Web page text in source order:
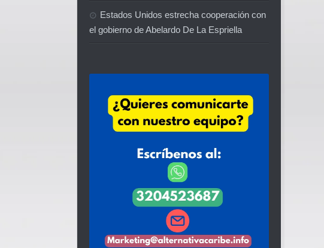
Estados Unidos estrecha cooperación con
el gobierno de Abelardo De La Espriella